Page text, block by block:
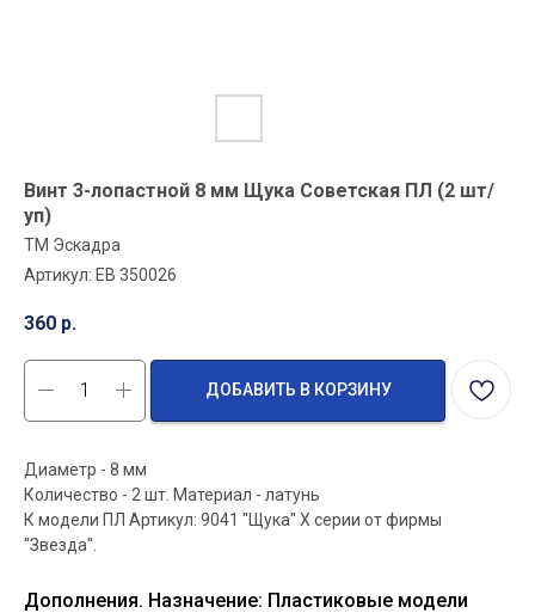
Винт 3-лопастной 8 мм Щука Советская ПЛ (2 шт/
уп)
ТМ Эскадра
Артикул: EB 350026
360 р.
ДОБАВИТЬ В КОРЗИНУ
Диаметр - 8 мм
Количество - 2 шт. Материал - латунь
К модели ПЛ Артикул: 9041 "Щука" X серии от фирмы
"Звезда".
Дополнения. Назначение: Пластиковые модели